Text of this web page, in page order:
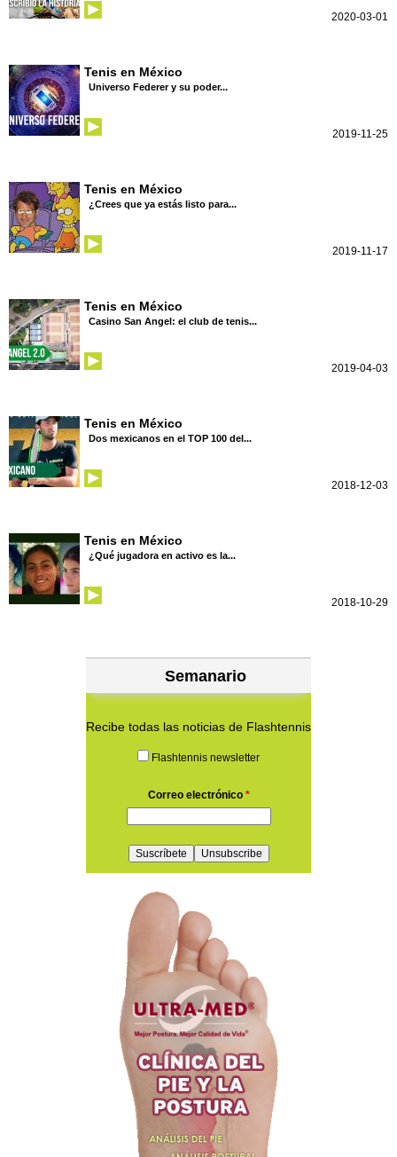
2020-03-01
Tenis en México
Universo Federer y su poder...
2019-11-25
Tenis en México
¿Crees que ya estás listo para...
2019-11-17
Tenis en México
Casino San Angel: el club de tenis...
2019-04-03
Tenis en México
Dos mexicanos en el TOP 100 del...
2018-12-03
Tenis en México
¿Qué jugadora en activo es la...
2018-10-29
Semanario
Recibe todas las noticias de Flashtennis
Flashtennis newsletter
Correo electrónico *